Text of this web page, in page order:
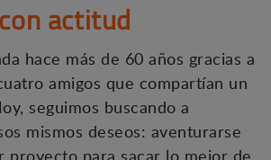
actitud
hace más de 60 años gracias a
amigos que compartían un
seguimos buscando a
mismos deseos: aventurarse
proyecto para sacar lo mejor de